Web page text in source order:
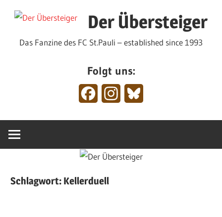
Inhalt
Der Übersteiger
Das Fanzine des FC St.Pauli – established since 1993
Folgt uns:
FacebookInstagram
Schlagwort: Kellerduell